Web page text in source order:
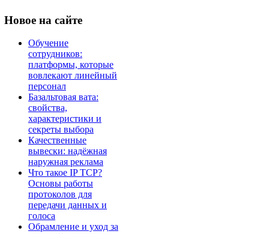
Новое на сайте
Обучение
сотрудников:
платформы, которые
вовлекают линейный
персонал
Базальтовая вата:
свойства,
характеристики и
секреты выбора
Качественные
вывески: надёжная
наружная реклама
Что такое IP TCP?
Основы работы
протоколов для
передачи данных и
голоса
Обрамление и уход за